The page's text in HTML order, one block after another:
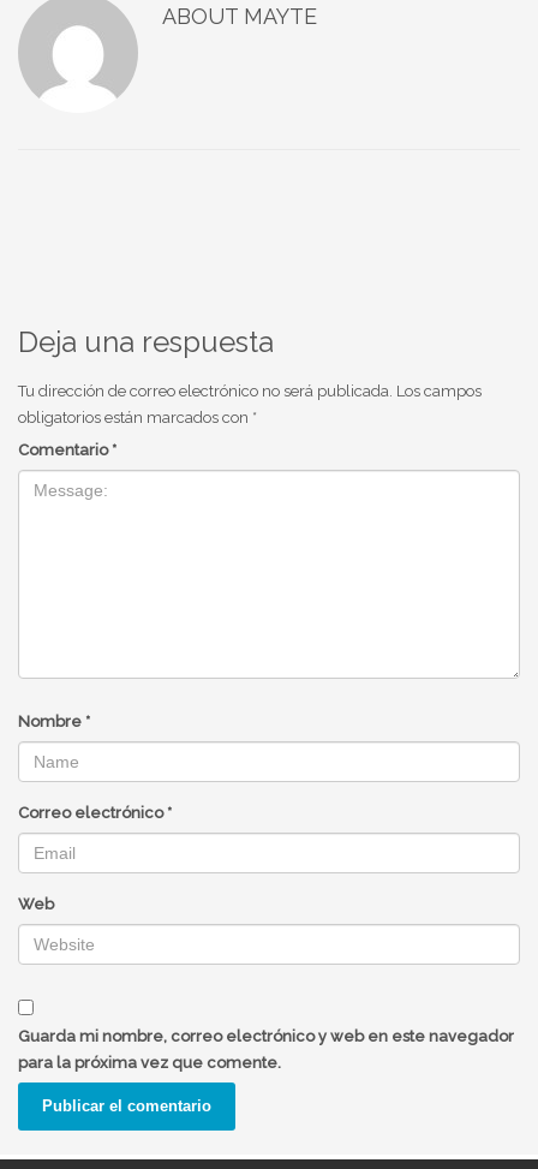
ABOUT MAYTE
Deja una respuesta
Tu dirección de correo electrónico no será publicada. Los campos
obligatorios están marcados con *
Comentario *
Nombre *
Correo electrónico *
Web
Guarda mi nombre, correo electrónico y web en este navegador
para la próxima vez que comente.